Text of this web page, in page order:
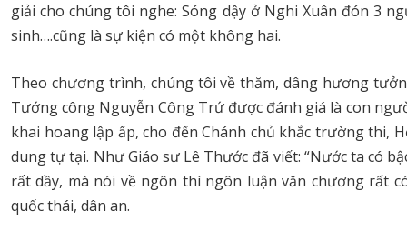
giải cho chúng tôi nghe: Sóng dậy ở Nghi Xuân đón 3
sinh….cũng là sự kiện có một không hai.
Theo chương trình, chúng tôi về thăm, dâng hương
Tướng công Nguyễn Công Trứ được đánh giá là con
khai hoang lập ấp, cho đến Chánh chủ khắc trường thi,
dung tự tại. Như Giáo sư Lê Thước đã viết: “Nước ta có
rất dầy, mà nói về ngôn thì ngôn luận văn chương rất
quốc thái, dân an.